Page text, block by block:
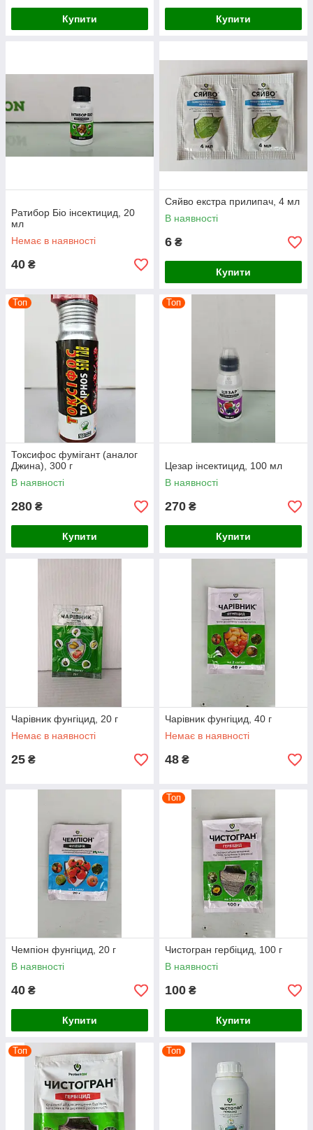
Купити Купити
Ратибор Біо інсектицид, 20
мл
Немає в наявності
40 ₴
Сяйво екстра прилипач, 4 мл
В наявності
6 ₴
Купити
Топ
Токсифос фумігант (аналог
Джина), 300 г
В наявності
280 ₴
Купити
Топ
Цезар інсектицид, 100 мл
В наявності
270 ₴
Купити
Чарівник фунгіцид, 20 г
Немає в наявності
25 ₴
Чарівник фунгіцид, 40 г
Немає в наявності
48 ₴
Чемпіон фунгіцид, 20 г
В наявності
40 ₴
Купити
Топ
Чистогран гербіцид, 100 г
В наявності
100 ₴
Купити
Топ Топ